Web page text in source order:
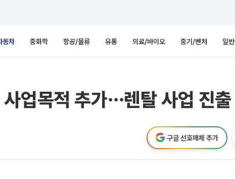
동차 중화학 항공/물류 유통 의료/바이오 중기/벤처 일반
업목적 추가⋯렌탈 사업 진출
구글 선호매체 추가